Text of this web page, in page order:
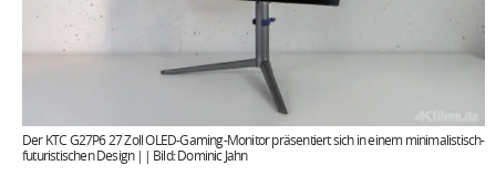
Der KTC G27P6 27 Zoll OLED-Gaming-Monitor präsentiert sich in einem minimalistisch-
futuristischen Design || Bild: Dominic Jahn